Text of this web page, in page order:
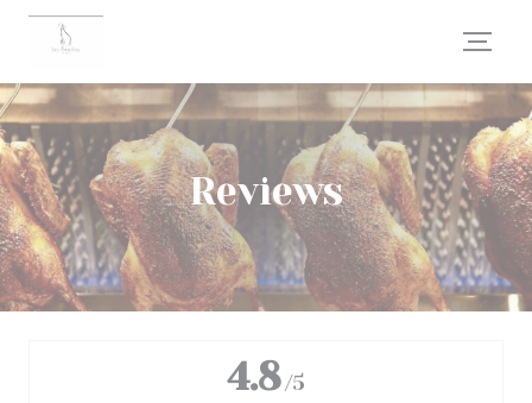
Personalizing your cookie choices
Reviews
4.8 /5